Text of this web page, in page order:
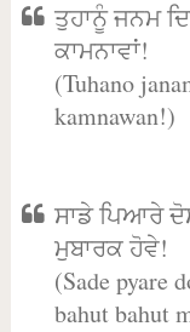
ਤੁਹਾਨੂੰ ਜਨਮ
ਕਾਮਨਾਵਾਂ!
(Tuhano
kamnawan!)
ਸਾਡੇ ਪਿਆਰੇ
ਮੁਬਾਰਕ ਹੋਵੇ!
(Sade pyare
bahut bahut